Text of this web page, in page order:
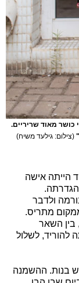
כושר מאוד שריריים.
(צילום: גילעד משיח)
הייתה אישה
ולדבר
מתריס.
השאר
להוריד, לשלול
בנות. ההשמנה